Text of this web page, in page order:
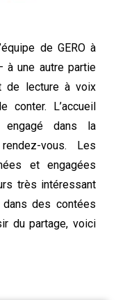
de GERO à
à une autre partie
de lecture à voix
L’accueil
engagé dans la
vous. Les
et engagées
très intéressant
dans des contées
du partage, voici